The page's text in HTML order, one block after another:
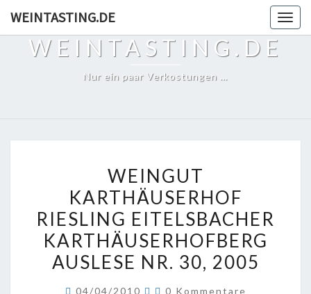
content
WEINTASTING.DE
WEINTASTING.DE
Nur ein paar Verkostungen …
KARTHÄUSERHOF
RIESLING
EITELSBACHER
KARTHÄUSERHOFBERG
AUSLESE
NR.
30,
WEINGUT
KARTHÄUSERHOF
RIESLING EITELSBACHER
KARTHÄUSERHOFBERG
AUSLESE NR. 30, 2005
04/04/2010 Kommentare
0 Kommentare